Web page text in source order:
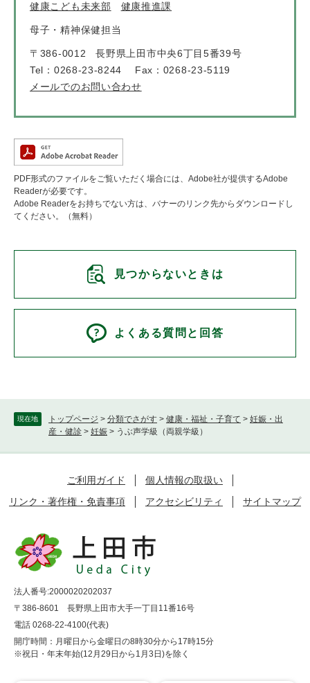
現在地 トップページ > 分類でさがす > 健康・福祉・子育て > 妊娠・出
産・健診 > 妊娠 > うぶ声学級（両親学級）
健康こども未来部 健康推進課
母子・精神保健担当
〒386-0012
長野県上田市中央6丁目5番39号
Tel：0268-23-8244
Fax：0268-23-5119
メールでのお問い合わせ
PDF形式のファイルをご覧いただく場合には、Adobe社が提供するAdobe
Readerが必要です。
Adobe Readerをお持ちでない方は、バナーのリンク先からダウンロードし
てください。（無料）
見つからないときは
よくある質問と回答
ご利用ガイド
個人情報の取扱い
リンク・著作権・免責事項
アクセシビリティ サイトマップ
法人番号:2000020202037
〒386-8601 長野県上田市大手一丁目11番16号
電話 0268-22-4100(代表)
開庁時間：月曜日から金曜日の8時30分から17時15分
※祝日・年末年始(12月29日から1月3日)を除く